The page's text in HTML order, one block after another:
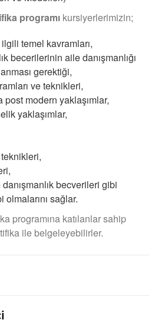
programı kursiyerlerimizin;
temel kavramları,
becerilerinin aile danışmanlığı
gerektiği,
ve teknikleri,
post modern yaklaşımlar,
yaklaşımlar,
danışmanlık becverileri gibi
sağlar.
programına katılanlar sahip
ile belgeleyebilirler.